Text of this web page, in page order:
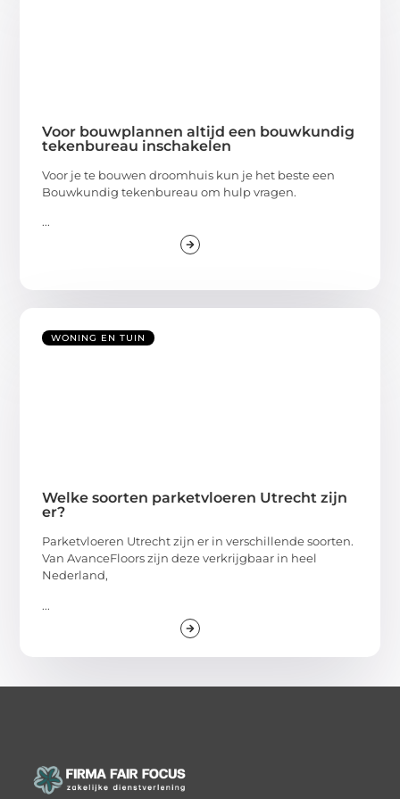
Voor bouwplannen altijd een bouwkundig
tekenbureau inschakelen
Voor je te bouwen droomhuis kun je het beste een
Bouwkundig tekenbureau om hulp vragen.
...
WONING EN TUIN
Welke soorten parketvloeren Utrecht zijn
er?
Parketvloeren Utrecht zijn er in verschillende soorten.
Van AvanceFloors zijn deze verkrijgbaar in heel
Nederland,
...